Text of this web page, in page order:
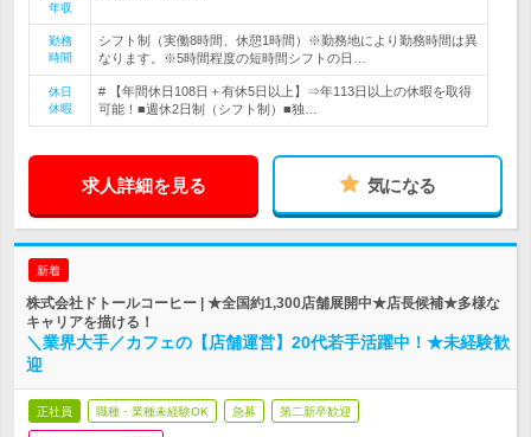
年収
勤務
時間
シフト制（実働8時間、休憩1時間）※勤務地により勤務時間は異
なります。※5時間程度の短時間シフトの日…
休日
休暇
# 【年間休日108日＋有休5日以上】⇒年113日以上の休暇を取得
可能！■週休2日制（シフト制）■独…
求人詳細を見る 気になる
新着
株式会社ドトールコーヒー | ★全国約1,300店舗展開中★店長候補★多様な
キャリアを描ける！
＼業界大手／カフェの【店舗運営】20代若手活躍中！★未経験歓
迎
正社員 職種・業種未経験OK 急募 第二新卒歓迎